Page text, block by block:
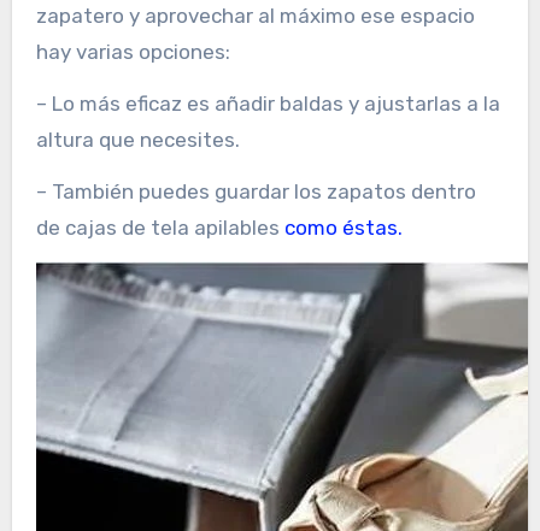
zapatero y aprovechar al máximo ese espacio
hay varias opciones:
– Lo más eficaz es añadir baldas y ajustarlas a la
altura que necesites.
– También puedes guardar los zapatos dentro
de cajas de tela apilables como éstas.